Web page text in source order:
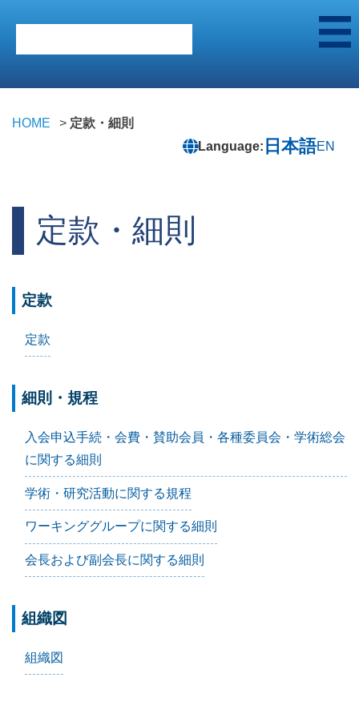
HOME
定款・細則
Language: 日本語EN
定款・細則
定款
定款
細則・規程
入会申込手続・会費・賛助会員・各種委員会・学術総会
に関する細則
学術・研究活動に関する規程
ワーキンググループに関する細則
会長および副会長に関する細則
組織図
組織図